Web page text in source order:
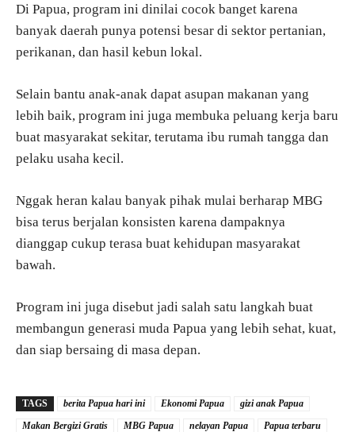
Di Papua, program ini dinilai cocok banget karena
banyak daerah punya potensi besar di sektor pertanian,
perikanan, dan hasil kebun lokal.
Selain bantu anak-anak dapat asupan makanan yang
lebih baik, program ini juga membuka peluang kerja baru
buat masyarakat sekitar, terutama ibu rumah tangga dan
pelaku usaha kecil.
Nggak heran kalau banyak pihak mulai berharap MBG
bisa terus berjalan konsisten karena dampaknya
dianggap cukup terasa buat kehidupan masyarakat
bawah.
Program ini juga disebut jadi salah satu langkah buat
membangun generasi muda Papua yang lebih sehat, kuat,
dan siap bersaing di masa depan.
TAGS berita Papua hari ini Ekonomi Papua
gizi anak Papua
Makan Bergizi Gratis
MBG Papua nelayan Papua
Papua terbaru